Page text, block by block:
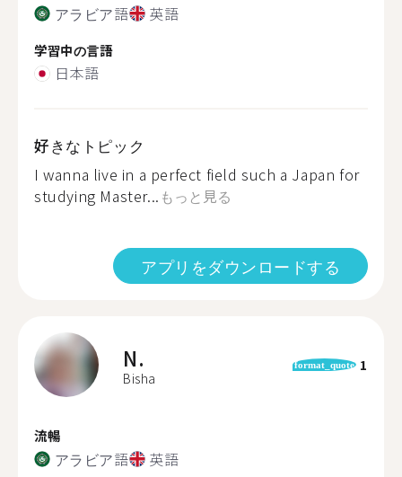
アラビア語 英語
学習中の言語
日本語
好きなトピック
I wanna live in a perfect field such a Japan for
studying Master... もっと見る
アプリをダウンロードする
N.
Bisha
format_quote 1
流暢
アラビア語 英語